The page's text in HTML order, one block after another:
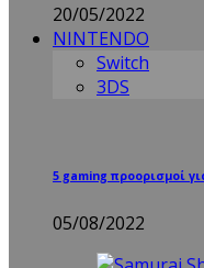
20/05/2022
NINTENDO
Switch
3DS
5 gaming προορισμοί
05/08/2022